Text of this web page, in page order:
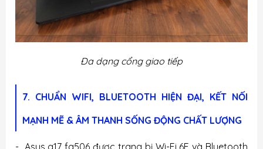
Đa dạng cổng giao tiếp
7. CHUẨN WIFI, BLUETOOTH HIỆN ĐẠI, KẾT NỐI
MẠNH MẼ & ÂM THANH SỐNG ĐỘNG CHẤT LƯỢNG